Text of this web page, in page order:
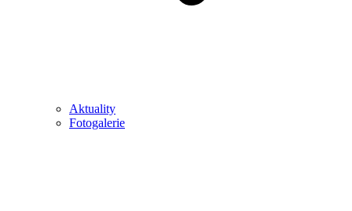
Aktuality
Fotogalerie